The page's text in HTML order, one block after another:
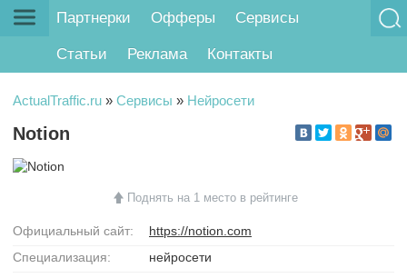
Партнерки Офферы Сервисы
Статьи Реклама Контакты
ActualTraffic.ru » Сервисы » Нейросети
Notion
Поднять на 1 место в рейтинге
Официальный сайт:
https://notion.com
Специализация:
нейросети